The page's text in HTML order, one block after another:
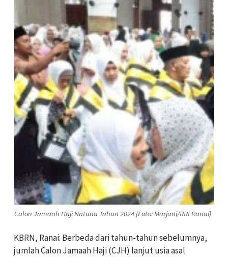
Calon Jamaah Haji Natuna Tahun 2024 (Foto: Marjani/RRI Ranai)
KBRN, Ranai: Berbeda dari tahun-tahun sebelumnya,
jumlah Calon Jamaah Haji (CJH) lanjut usia asal